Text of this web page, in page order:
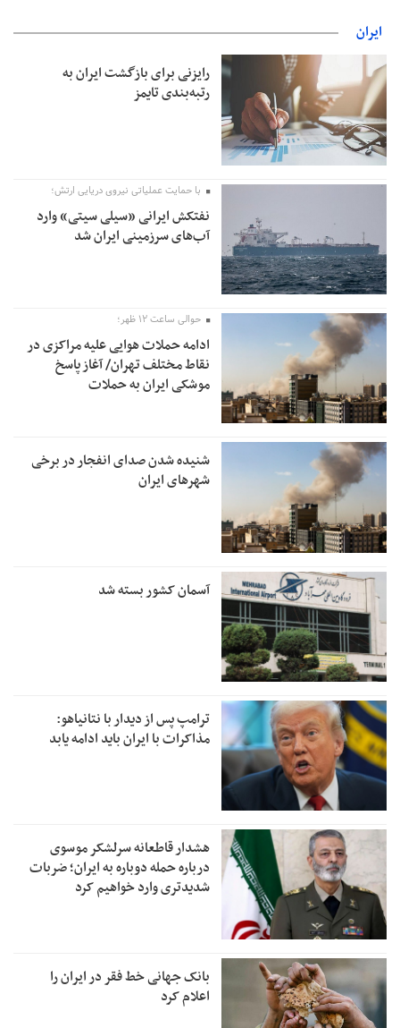
ایران
رایزنی برای بازگشت ایران به
رتبه‌بندی تایمز
با حمایت عملیاتی نیروی دریایی ارتش؛
نفتکش ایرانی «سیلی سیتی» وارد
آب‌های سرزمینی ایران شد
حوالی ساعت ۱۲ ظهر؛
ادامه حملات هوایی علیه مراکزی در
نقاط مختلف تهران/ آغاز پاسخ
موشکی ایران به حملات
شنیده شدن صدای انفجار در برخی
شهرهای ایران
آسمان کشور بسته شد
ترامپ پس از دیدار با نتانیاهو:
مذاکرات با ایران باید ادامه یابد
هشدار قاطعانه سرلشکر موسوی
درباره حمله دوباره به ایران؛ ضربات
شدیدتری وارد خواهیم کرد
بانک جهانی خط فقر در ایران را
اعلام کرد